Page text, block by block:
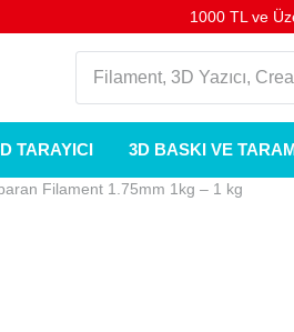
1000 TL ve
TARAYICI 3D BASKI VE
Filament 1.75mm 1kg – 1 kg